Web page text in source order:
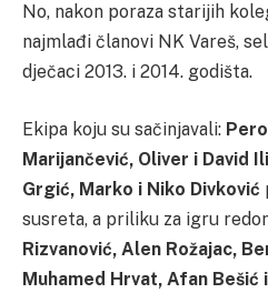
No, nakon poraza starijih
najmlađi članovi NK Vareš,
dječaci 2013. i 2014. godišta.
Ekipa koju su sačinjavali:
Marijančević, Oliver i David
Grgić, Marko i Niko Divković
susreta, a priliku za igru
Rizvanović, Alen Rožajac,
Muhamed Hrvat, Afan Bešić